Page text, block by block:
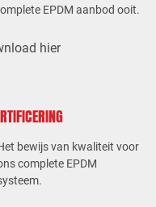
EPDM aanbod ooit.
hier
bewijs van kwaliteit voor
complete EPDM